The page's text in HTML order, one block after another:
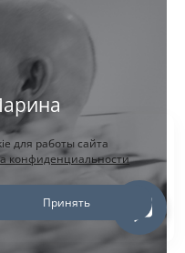
для работы сайта
конфиденциальности
Принять